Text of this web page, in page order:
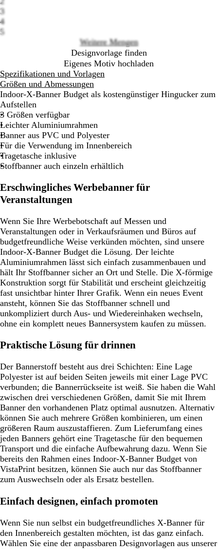
3
4
5
Weitere Mengen
Designvorlage finden
Eigenes Motiv hochladen
Spezifikationen und Vorlagen
Größen und Abmessungen
Indoor-X-Banner Budget als kostengünstiger Hingucker zum
Aufstellen
3 Größen verfügbar
Leichter Aluminiumrahmen
Banner aus PVC und Polyester
Für die Verwendung im Innenbereich
Tragetasche inklusive
Stoffbanner auch einzeln erhältlich
Erschwingliches Werbebanner für
Veranstaltungen
Wenn Sie Ihre Werbebotschaft auf Messen und
Veranstaltungen oder in Verkaufsräumen und Büros auf
budgetfreundliche Weise verkünden möchten, sind unsere
Indoor-X-Banner Budget die Lösung. Der leichte
Aluminiumrahmen lässt sich einfach zusammenbauen und
hält Ihr Stoffbanner sicher an Ort und Stelle. Die X-förmige
Konstruktion sorgt für Stabilität und erscheint gleichzeitig
fast unsichtbar hinter Ihrer Grafik. Wenn ein neues Event
ansteht, können Sie das Stoffbanner schnell und
unkompliziert durch Aus- und Wiedereinhaken wechseln,
ohne ein komplett neues Bannersystem kaufen zu müssen.
Praktische Lösung für drinnen
Der Bannerstoff besteht aus drei Schichten: Eine Lage
Polyester ist auf beiden Seiten jeweils mit einer Lage PVC
verbunden; die Bannerrückseite ist weiß. Sie haben die Wahl
zwischen drei verschiedenen Größen, damit Sie mit Ihrem
Banner den vorhandenen Platz optimal ausnutzen. Alternativ
können Sie auch mehrere Größen kombinieren, um einen
größeren Raum auszustaffieren. Zum Lieferumfang eines
jeden Banners gehört eine Tragetasche für den bequemen
Transport und die einfache Aufbewahrung dazu. Wenn Sie
bereits den Rahmen eines Indoor-X-Banner Budget von
VistaPrint besitzen, können Sie auch nur das Stoffbanner
zum Auswechseln oder als Ersatz bestellen.
Einfach designen, einfach promoten
Wenn Sie nun selbst ein budgetfreundliches X-Banner für
den Innenbereich gestalten möchten, ist das ganz einfach.
Wählen Sie eine der anpassbaren Designvorlagen aus unserer